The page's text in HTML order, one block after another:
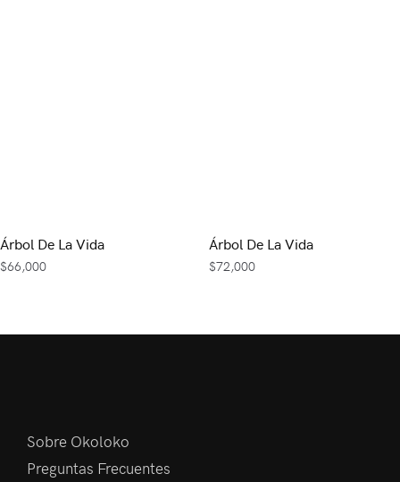
Árbol De La Vida
$66,000
Árbol De La Vida
$72,000
Sobre Okoloko
Preguntas Frecuentes